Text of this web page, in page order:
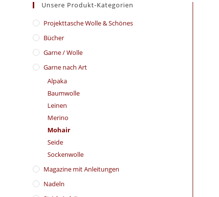
Unsere Produkt-Kategorien
​Projekttasche Wolle & Schönes
Bücher
Garne / Wolle
Garne nach Art
Alpaka
Baumwolle
Leinen
Merino
Mohair
Seide
Sockenwolle
Magazine mit Anleitungen
Nadeln